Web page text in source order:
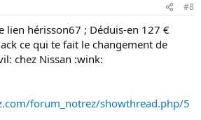
#8
lien hérisson67 ; Déduis-en 127 €
ce qui te fait le changement de
chez Nissan :wink:
forum_notrez/showthread.php/5